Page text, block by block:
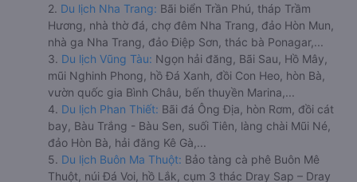
2. Du lịch Nha Trang: Bãi biển Trần Phú, tháp Trầm
Hương, nhà thờ đá, chợ đêm Nha Trang, đảo Hòn Mun,
nhà ga Nha Trang, đảo Điệp Sơn, thác bà Ponagar,...
3. Du lịch Vũng Tàu: Ngọn hải đăng, Bãi Sau, Hồ Mây,
mũi Nghinh Phong, hồ Đá Xanh, đồi Con Heo, hòn Bà,
vườn quốc gia Bình Châu, bến thuyền Marina,...
4. Du lịch Phan Thiết: Bãi đá Ông Địa, hòn Rơm, đồi cát
bay, Bàu Trắng - Bàu Sen, suối Tiên, làng chài Mũi Né,
đảo Hòn Bà, hải đăng Kê Gà,...
5. Du lịch Buôn Ma Thuột: Bảo tàng cà phê Buôn Mê
Thuột, núi Đá Voi, hồ Lắk, cụm 3 thác Dray Sap – Dray